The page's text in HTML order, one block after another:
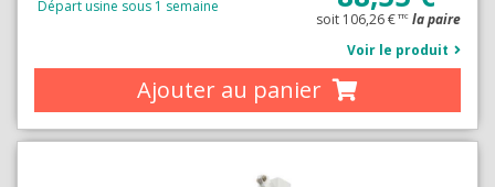
soit 106,26 € TTC la paire
Départ usine sous 1 semaine
Voir le produit
Ajouter au panier